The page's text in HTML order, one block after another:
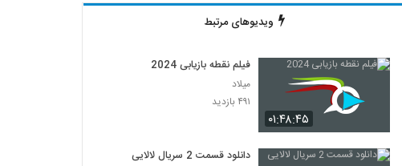
ویدیوهای مرتبط
۰۱:۴۸:۴۵
فیلم نقطه بازیابی 2024
میلاد
۴۹۱ بازدید
دانلود قسمت 2 سریال لالایی